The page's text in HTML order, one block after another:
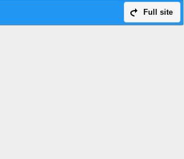
Full site